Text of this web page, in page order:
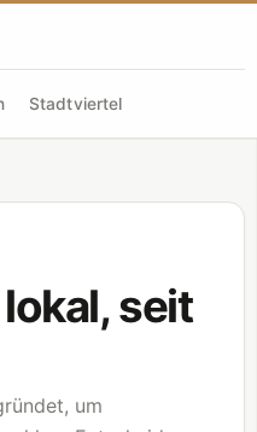
Stadtviertel
seit
um